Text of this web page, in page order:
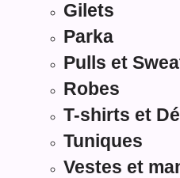
Gilets
Parka
Pulls et
Robes
T-shirts et
Tuniques
Vestes et